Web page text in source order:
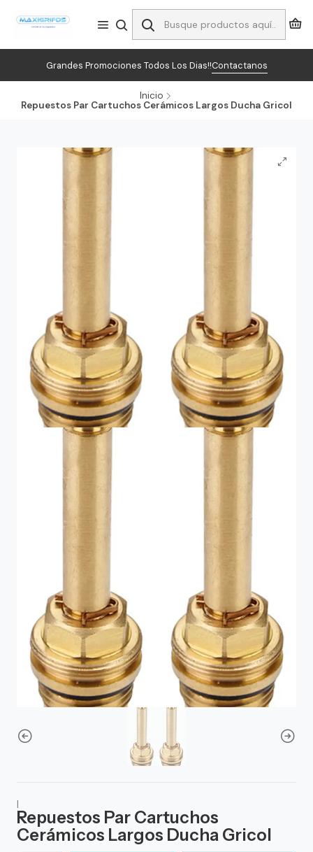
Grandes Promociones Todos Los Dias!!Contactanos
Inicio
Repuestos Par Cartuchos Cerámicos Largos Ducha Gricol
|
Repuestos Par Cartuchos
Cerámicos Largos Ducha Gricol